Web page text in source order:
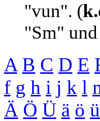
"vun". (
"Sm"
A B C D E
f g h i j k l
Ä Ö Ü ä ö ü